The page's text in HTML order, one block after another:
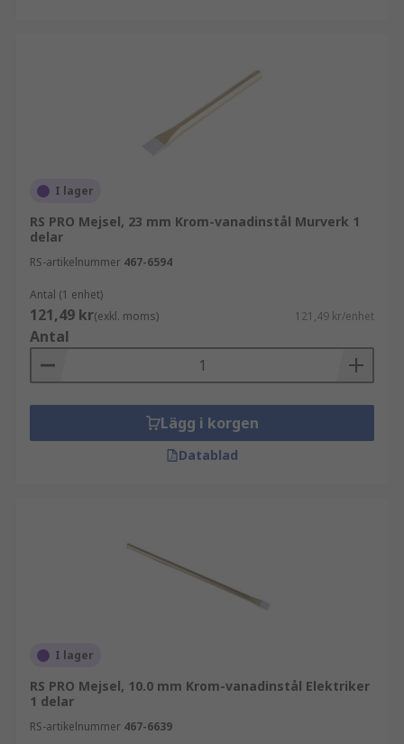
I lager
RS PRO Mejsel, 23 mm Krom-vanadinstål Murverk 1
delar
RS-artikelnummer 467-6594
Antal (1 enhet)
121,49 kr(exkl. moms) 121,49 kr/enhet
Antal
Lägg i korgen
Datablad
I lager
RS PRO Mejsel, 10.0 mm Krom-vanadinstål Elektriker
1 delar
RS-artikelnummer 467-6639